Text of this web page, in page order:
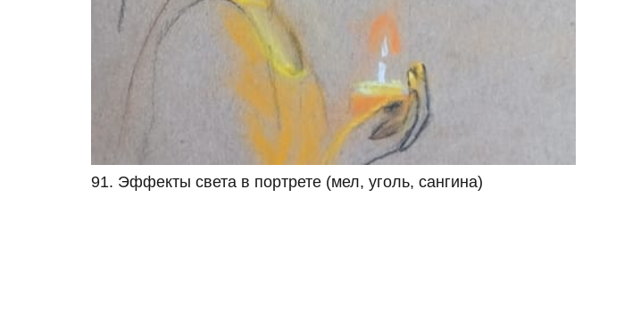
91. Эффекты света в портрете (мел, уголь, сангина)